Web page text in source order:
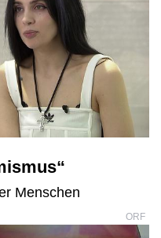
Menschen
ORF